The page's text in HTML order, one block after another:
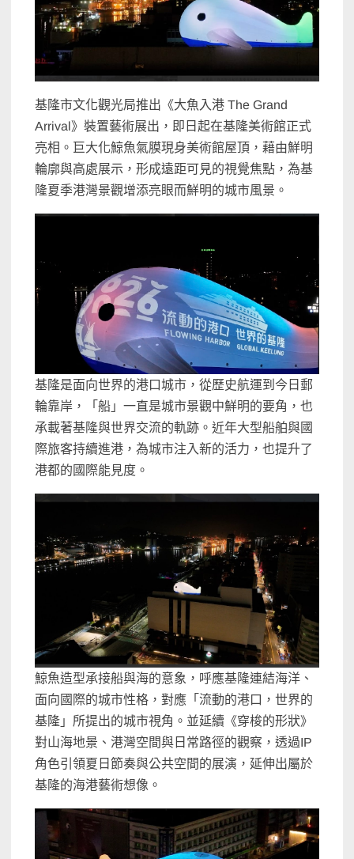
基隆市文化觀光局推出《大魚入港 The Grand
Arrival》裝置藝術展出，即日起在基隆美術館正式
亮相。巨大化鯨魚氣膜現身美術館屋頂，藉由鮮明
輪廓與高處展示，形成遠距可見的視覺焦點，為基
隆夏季港灣景觀增添亮眼而鮮明的城市風景。
基隆是面向世界的港口城市，從歷史航運到今日郵
輪靠岸，「船」一直是城市景觀中鮮明的要角，也
承載著基隆與世界交流的軌跡。近年大型船舶與國
際旅客持續進港，為城市注入新的活力，也提升了
港都的國際能見度。
鯨魚造型承接船與海的意象，呼應基隆連結海洋、
面向國際的城市性格，對應「流動的港口，世界的
基隆」所提出的城市視角。並延續《穿梭的形狀》
對山海地景、港灣空間與日常路徑的觀察，透過IP
角色引領夏日節奏與公共空間的展演，延伸出屬於
基隆的海港藝術想像。